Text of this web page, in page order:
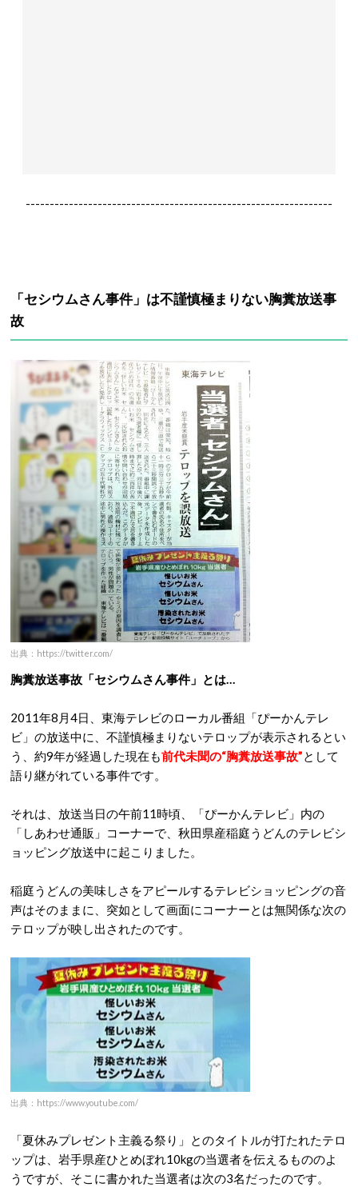
----------------------------------------------------------------
「セシウムさん事件」は不謹慎極まりない胸糞放送事
故
出典：https://twitter.com/
胸糞放送事故「セシウムさん事件」とは…
2011年8月4日、東海テレビのローカル番組「ぴーかんテレ
ビ」の放送中に、不謹慎極まりないテロップが表示されるとい
う、約9年が経過した現在も前代未聞の“胸糞放送事故”として
語り継がれている事件です。
それは、放送当日の午前11時頃、「ぴーかんテレビ」内の
「しあわせ通販」コーナーで、秋田県産稲庭うどんのテレビシ
ョッピング放送中に起こりました。
稲庭うどんの美味しさをアピールするテレビショッピングの音
声はそのままに、突如として画面にコーナーとは無関係な次の
テロップが映し出されたのです。
出典：https://www.youtube.com/
「夏休みプレゼント主義る祭り」とのタイトルが打たれたテロ
ップは、岩手県産ひとめぼれ10kgの当選者を伝えるもののよ
うですが、そこに書かれた当選者は次の3名だったのです。